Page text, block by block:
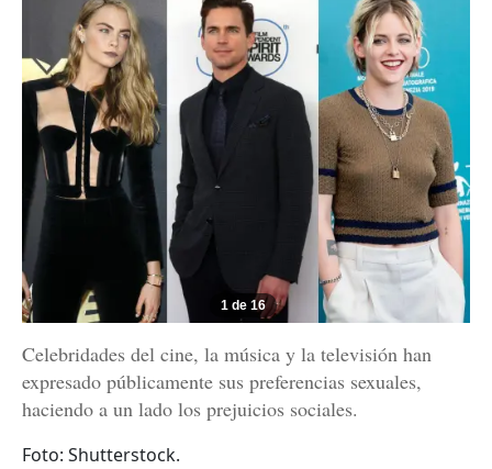
1 de 16
Celebridades del cine, la música y la televisión han
expresado públicamente sus preferencias sexuales,
haciendo a un lado los prejuicios sociales.
Foto: Shutterstock.